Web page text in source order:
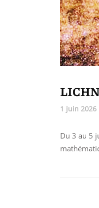
1 juin 2026
Du 3 au 5